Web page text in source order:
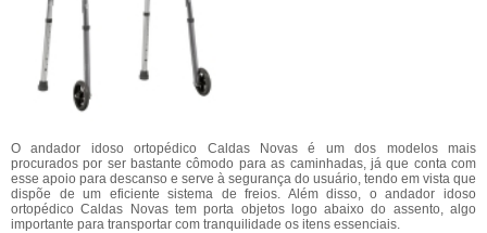
O andador idoso ortopédico Caldas Novas é um dos modelos mais
procurados por ser bastante cômodo para as caminhadas, já que conta com
esse apoio para descanso e serve à segurança do usuário, tendo em vista que
dispõe de um eficiente sistema de freios. Além disso, o andador idoso
ortopédico Caldas Novas tem porta objetos logo abaixo do assento, algo
importante para transportar com tranquilidade os itens essenciais.